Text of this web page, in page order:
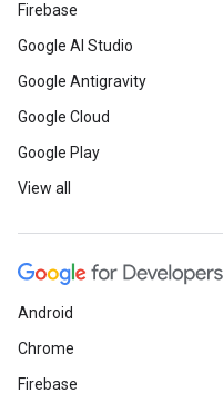
Firebase
Google AI Studio
Google Antigravity
Google Cloud
Google Play
View all
Android
Chrome
Firebase